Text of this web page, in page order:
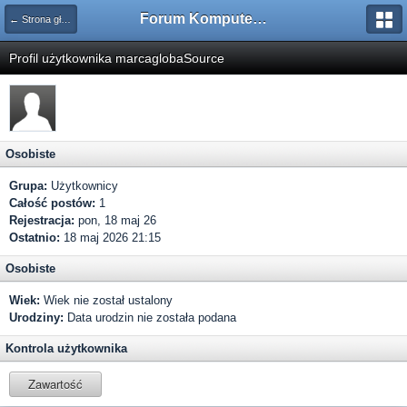
← Strona główna Forum Komputerowe PCFoster.pl
Profil użytkownika marcaglobaSource
Osobiste
Grupa: Użytkownicy
Całość postów: 1
Rejestracja: pon, 18 maj 26
Ostatnio: 18 maj 2026 21:15
Osobiste
Wiek: Wiek nie został ustalony
Urodziny: Data urodzin nie została podana
Kontrola użytkownika
Zawartość